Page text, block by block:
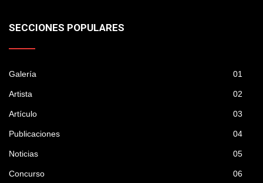
SECCIONES POPULARES
Galería 01
Artista 02
Artículo 03
Publicaciones 04
Noticias 05
Concurso 06